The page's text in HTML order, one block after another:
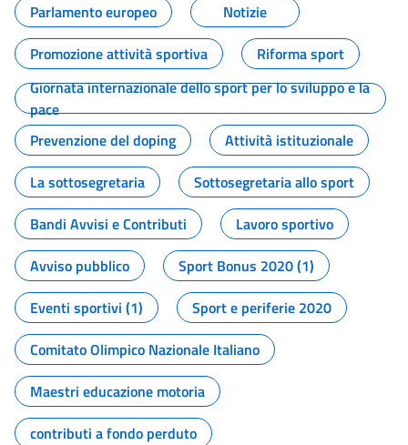
Parlamento europeo
Notizie
Promozione attività sportiva
Riforma sport
Giornata internazionale dello sport per lo sviluppo e la
pace
Prevenzione del doping
Attività istituzionale
La sottosegretaria
Sottosegretaria allo sport
Bandi Avvisi e Contributi
Lavoro sportivo
Avviso pubblico
Sport Bonus 2020 (1)
Eventi sportivi (1)
Sport e periferie 2020
Comitato Olimpico Nazionale Italiano
Maestri educazione motoria
contributi a fondo perduto